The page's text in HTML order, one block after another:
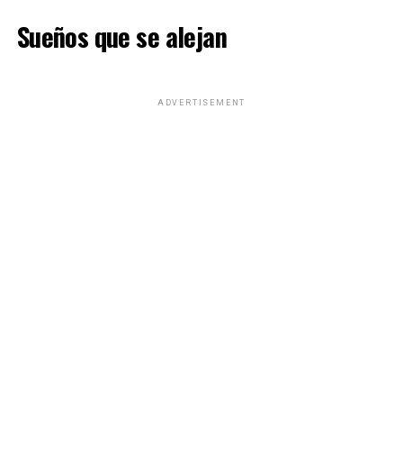
Sueños que se alejan
ADVERTISEMENT